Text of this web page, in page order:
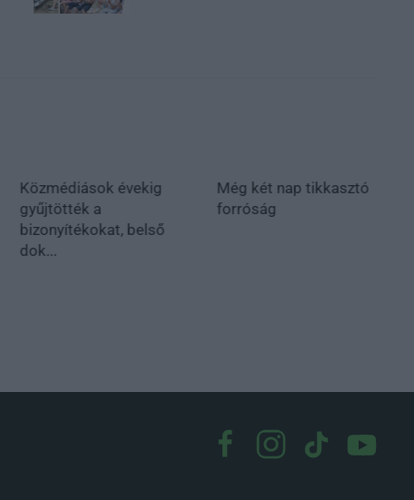
Közmédiások évekig
gyűjtötték a
bizonyítékokat, belső
dok...
Még két nap tikkasztó
forróság